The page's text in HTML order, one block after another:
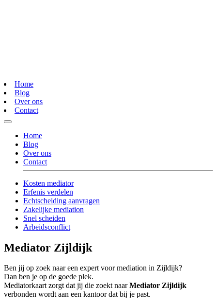
Home
Blog
Over ons
Contact
Home
Blog
Over ons
Contact
Kosten mediator
Erfenis verdelen
Echtscheiding aanvragen
Zakelijke mediation
Snel scheiden
Arbeidsconflict
Mediator Zijldijk
Ben jij op zoek naar een expert voor mediation in Zijldijk?
Dan ben je op de goede plek.
Mediatorkaart zorgt dat jij die zoekt naarMediator Zijldijk
verbonden wordt aan een kantoor dat bij je past.